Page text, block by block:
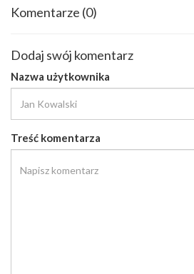
Komentarze (0)
Dodaj swój komentarz
Nazwa użytkownika
Treść komentarza